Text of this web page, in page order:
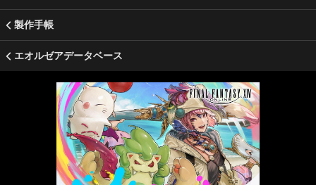
製作手帳
エオルゼアデータベース